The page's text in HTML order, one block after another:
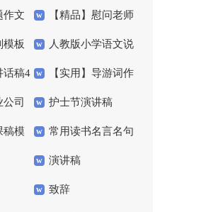
作文 【精品】慰问老师
慰问信三篇
模板 人教版小学语文说
课稿范文锦集8篇
话稿4 【实用】导游词作
文300字锦集6篇
公司 护士节演讲稿
稿模 常用读书名言名句
40句演讲稿
致辞